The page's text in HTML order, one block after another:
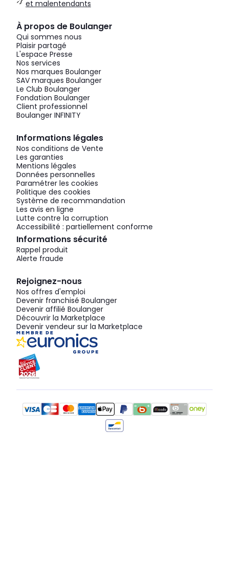
et malentendants
À propos de Boulanger
Qui sommes nous
Plaisir partagé
L'espace Presse
Nos services
Nos marques Boulanger
SAV marques Boulanger
Le Club Boulanger
Fondation Boulanger
Client professionnel
Boulanger INFINITY
Informations légales
Nos conditions de Vente
Les garanties
Mentions légales
Données personnelles
Paramétrer les cookies
Politique des cookies
Système de recommandation
Les avis en ligne
Lutte contre la corruption
Accessibilité : partiellement conforme
Informations sécurité
Rappel produit
Alerte fraude
Rejoignez-nous
Nos offres d'emploi
Devenir franchisé Boulanger
Devenir affilié Boulanger
Découvrir la Marketplace
Devenir vendeur sur la Marketplace